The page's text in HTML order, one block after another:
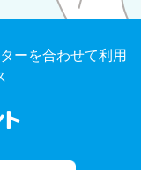
ーを合わせて利用